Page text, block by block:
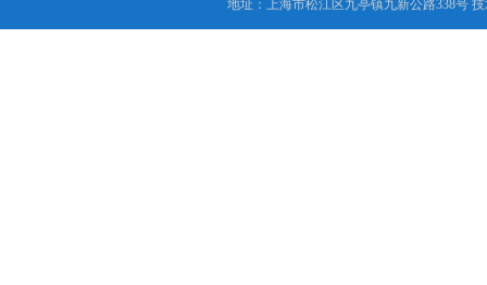
地址：上海市松江区九亭镇九新公路338号